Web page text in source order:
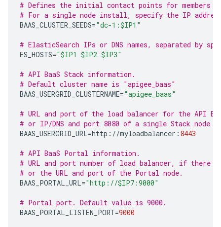
# Defines the initial contact points for members
# For a single node install, specify the IP
BAAS_CLUSTER_SEEDS="dc-1:$IP1"
# ElasticSearch IPs or DNS names, separated by
ES_HOSTS="$IP1 $IP2 $IP3"
# API BaaS Stack information.
# Default cluster name is "apigee_baas"
BAAS_USERGRID_CLUSTERNAME="apigee_baas"
# URL and port of the load balancer for the API
# or IP/DNS and port 8080 of a single Stack node
BAAS_USERGRID_URL=http : //myloadbalancer : 8443
# API BaaS Portal information.
# URL and port number of load balancer, if
# or the URL and port of the Portal node.
BAAS_PORTAL_URL="http://$IP7:9000"
# Portal port. Default value is 9000.
BAAS_PORTAL_LISTEN_PORT=9000